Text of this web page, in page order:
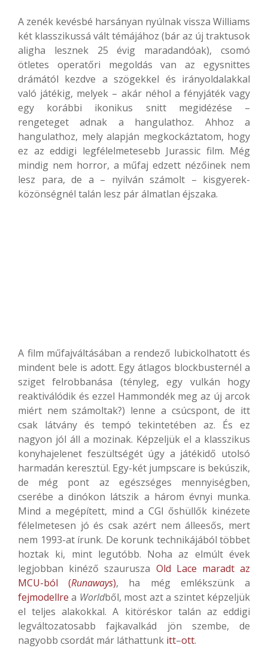
A zenék kevésbé harsányan nyúlnak vissza Williams
két klasszikussá vált témájához (bár az új traktusok
aligha lesznek 25 évig maradandóak), csomó
ötletes operatőri megoldás van az egysnittes
drámától kezdve a szögekkel és irányoldalakkal
való játékig, melyek – akár néhol a fényjáték vagy
egy korábbi ikonikus snitt megidézése –
rengeteget adnak a hangulathoz. Ahhoz a
hangulathoz, mely alapján megkockáztatom, hogy
ez az eddigi legfélelmetesebb Jurassic film. Még
mindig nem horror, a műfaj edzett nézőinek nem
lesz para, de a – nyilván számolt – kisgyerek-
közönségnél talán lesz pár álmatlan éjszaka.
A film műfajváltásában a rendező lubickolhatott és
mindent bele is adott. Egy átlagos blockbusternél a
sziget felrobbanása (tényleg, egy vulkán hogy
reaktiválódik és ezzel Hammondék meg az új arcok
miért nem számoltak?) lenne a csúcspont, de itt
csak látvány és tempó tekintetében az. És ez
nagyon jól áll a mozinak. Képzeljük el a klasszikus
konyhajelenet feszültségét úgy a játékidő utolsó
harmadán keresztül. Egy-két jumpscare is bekúszik,
de még pont az egészséges mennyiségben,
cserébe a dinókon látszik a három évnyi munka.
Mind a megépített, mind a CGI őshüllők kinézete
félelmetesen jó és csak azért nem álleesős, mert
nem 1993-at írunk. De korunk technikájából többet
hoztak ki, mint legutóbb. Noha az elmúlt évek
legjobban kinéző szaurusza Old Lace maradt az
MCU-ból (Runaways), ha még emlékszünk a
fejmodellre a Worldből, most azt a szintet képzeljük
el teljes alakokkal. A kitöréskor talán az eddigi
legváltozatosabb fajkavalkád jön szembe, de
nagyobb csordát már láthattunk itt–ott.